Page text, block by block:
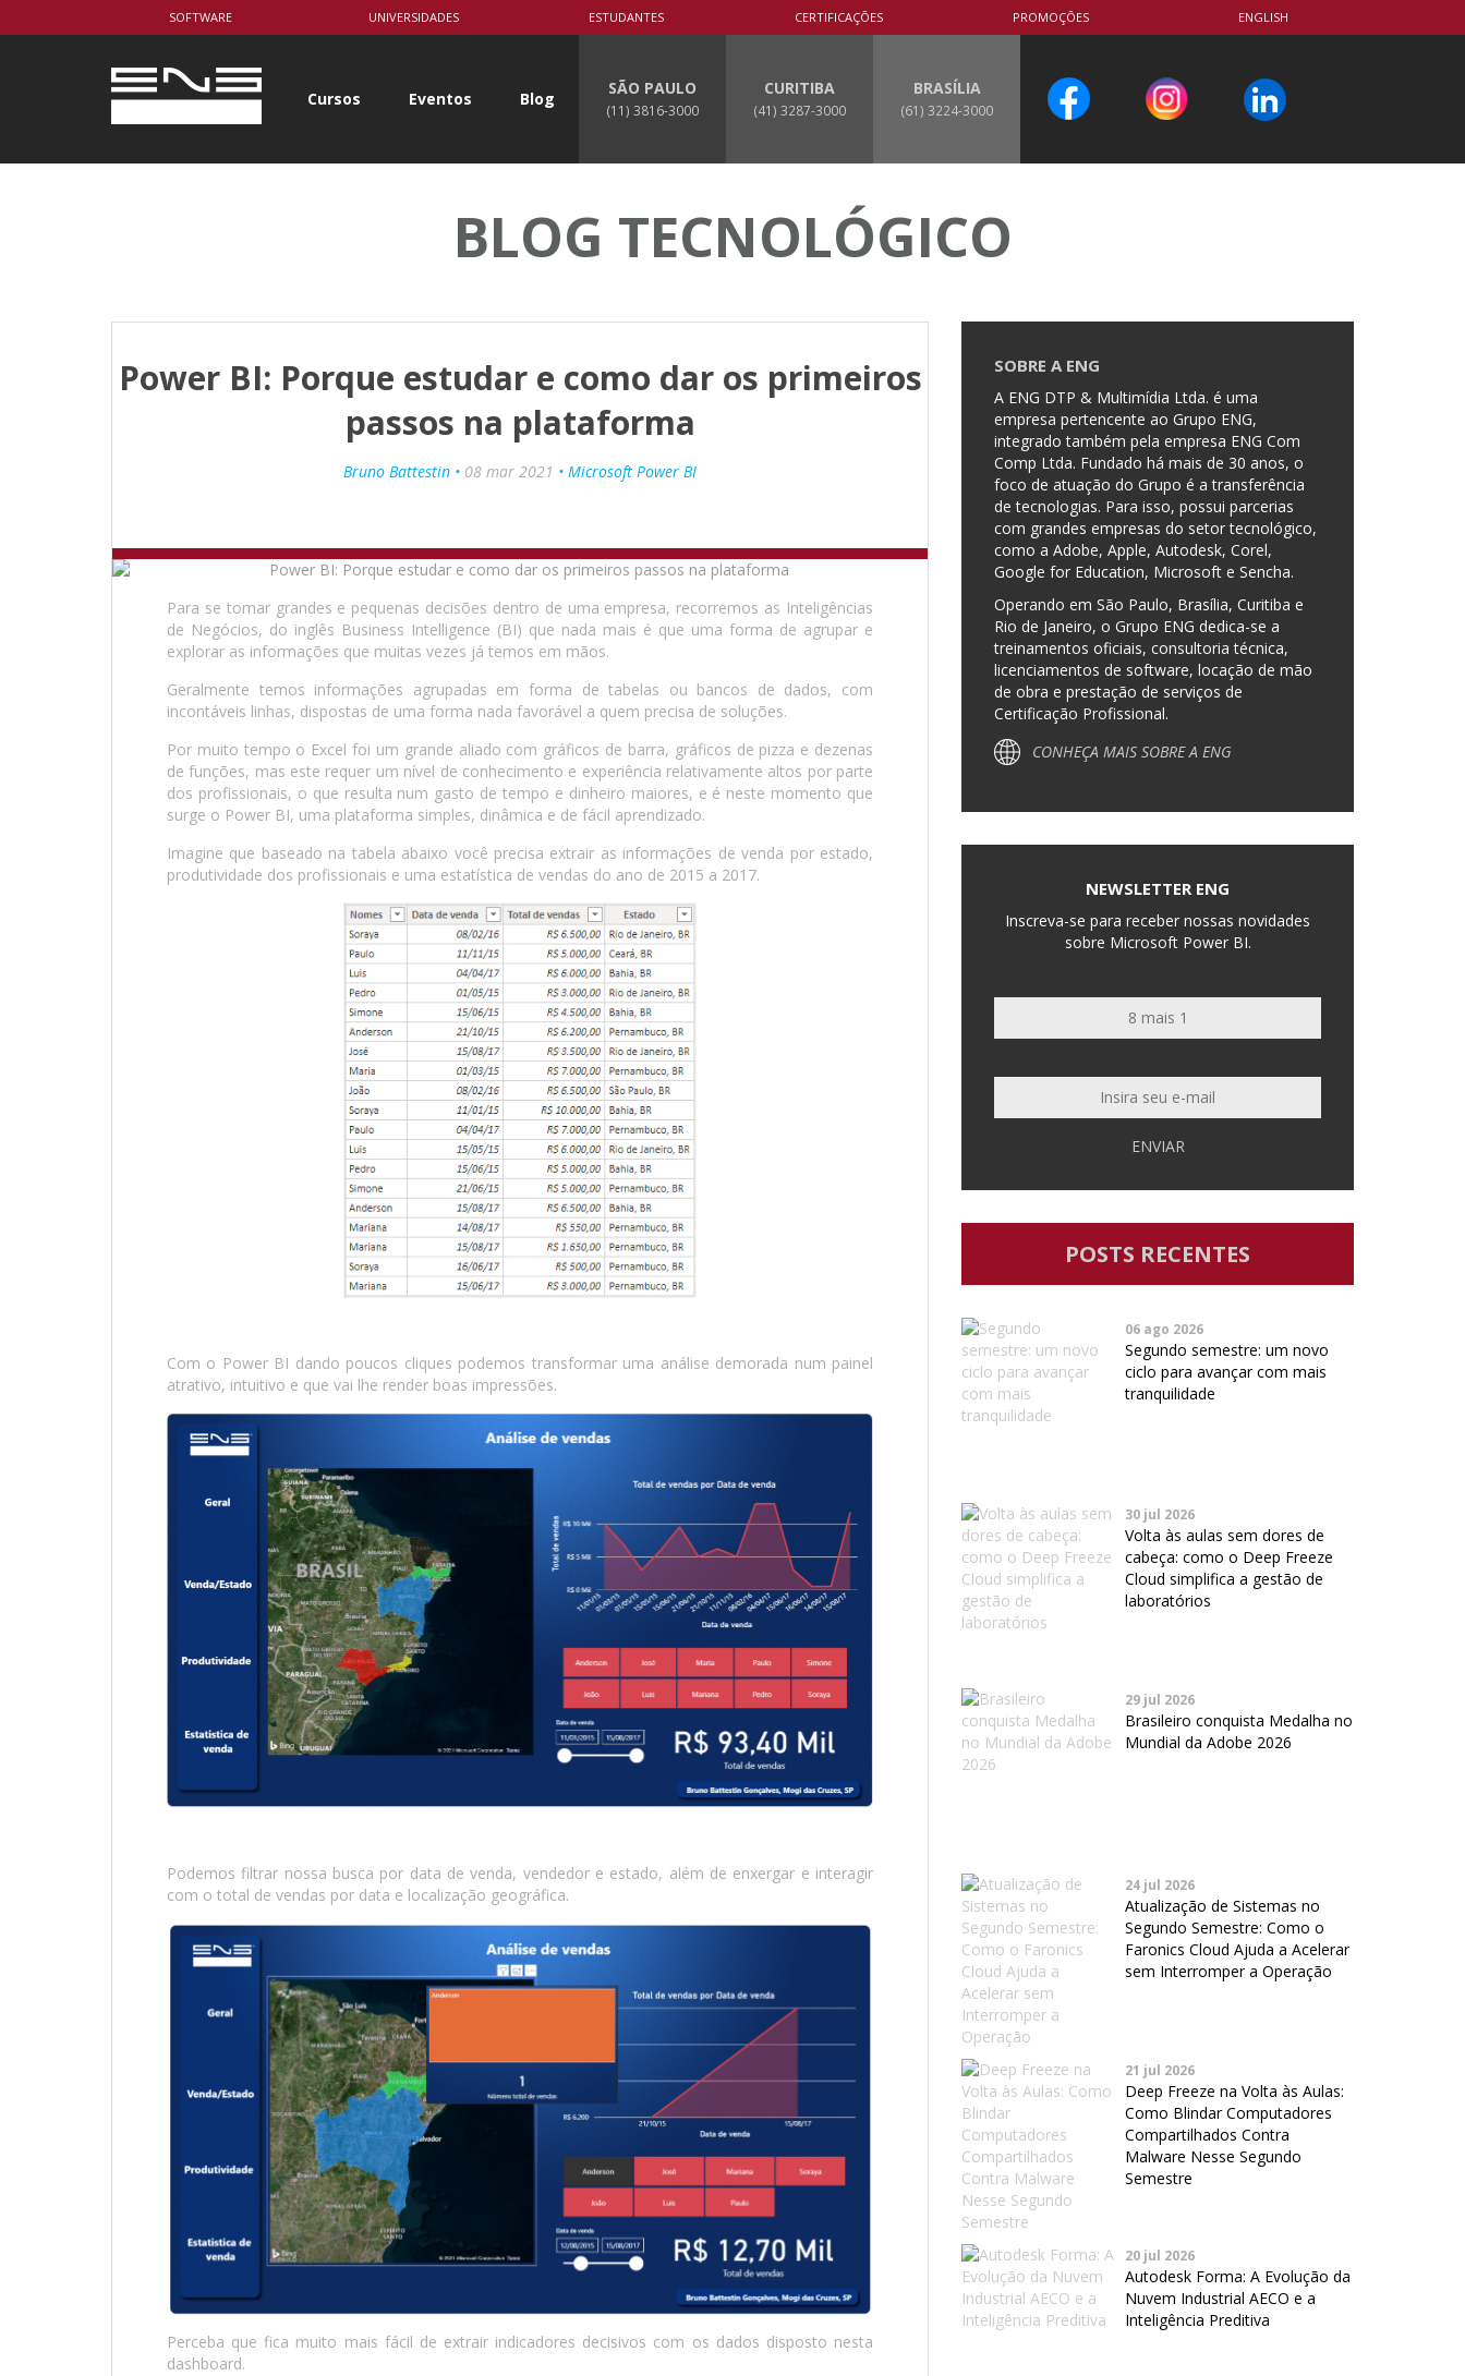
body { background-color: white; }
SOFTWARE UNIVERSIDADES ESTUDANTES CERTIFICAÇÕES PROMOÇÕES ENGLISH
Cursos Eventos Blog
SÃO PAULO
(11) 3816-3000
CURITIBA
(41) 3287-3000
BRASÍLIA
(61) 3224-3000
BLOG TECNOLÓGICO
Power BI: Porque estudar e como dar os primeiros
passos na plataforma
Bruno Battestin • 08 mar 2021 • Microsoft Power BI
Para se tomar grandes e pequenas decisões dentro de uma empresa, recorremos as Inteligências
de Negócios, do inglês Business Intelligence (BI) que nada mais é que uma forma de agrupar e
explorar as informações que muitas vezes já temos em mãos.
Geralmente temos informações agrupadas em forma de tabelas ou bancos de dados, com
incontáveis linhas, dispostas de uma forma nada favorável a quem precisa de soluções.
Por muito tempo o Excel foi um grande aliado com gráficos de barra, gráficos de pizza e dezenas
de funções, mas este requer um nível de conhecimento e experiência relativamente altos por parte
dos profissionais, o que resulta num gasto de tempo e dinheiro maiores, e é neste momento que
surge o Power BI, uma plataforma simples, dinâmica e de fácil aprendizado.
Imagine que baseado na tabela abaixo você precisa extrair as informações de venda por estado,
produtividade dos profissionais e uma estatística de vendas do ano de 2015 a 2017.
Com o Power BI dando poucos cliques podemos transformar uma análise demorada num painel
atrativo, intuitivo e que vai lhe render boas impressões.
Podemos filtrar nossa busca por data de venda, vendedor e estado, além de enxergar e interagir
com o total de vendas por data e localização geográfica.
Perceba que fica muito mais fácil de extrair indicadores decisivos com os dados disposto nesta
dashboard.
SOBRE A ENG
A ENG DTP & Multimídia Ltda. é uma
empresa pertencente ao Grupo ENG,
integrado também pela empresa ENG Com
Comp Ltda. Fundado há mais de 30 anos, o
foco de atuação do Grupo é a transferência
de tecnologias. Para isso, possui parcerias
com grandes empresas do setor tecnológico,
como a Adobe, Apple, Autodesk, Corel,
Google for Education, Microsoft e Sencha.
Operando em São Paulo, Brasília, Curitiba e
Rio de Janeiro, o Grupo ENG dedica-se a
treinamentos oficiais, consultoria técnica,
licenciamentos de software, locação de mão
de obra e prestação de serviços de
Certificação Profissional.
CONHEÇA MAIS SOBRE A ENG
NEWSLETTER ENG
Inscreva-se para receber nossas novidades
sobre Microsoft Power BI.
ENVIAR
POSTS RECENTES
06 ago 2026
Segundo semestre: um novo
ciclo para avançar com mais
tranquilidade
30 jul 2026
Volta às aulas sem dores de
cabeça: como o Deep Freeze
Cloud simplifica a gestão de
laboratórios
29 jul 2026
Brasileiro conquista Medalha no
Mundial da Adobe 2026
24 jul 2026
Atualização de Sistemas no
Segundo Semestre: Como o
Faronics Cloud Ajuda a Acelerar
sem Interromper a Operação
21 jul 2026
Deep Freeze na Volta às Aulas:
Como Blindar Computadores
Compartilhados Contra
Malware Nesse Segundo
Semestre
20 jul 2026
Autodesk Forma: A Evolução da
Nuvem Industrial AECO e a
Inteligência Preditiva